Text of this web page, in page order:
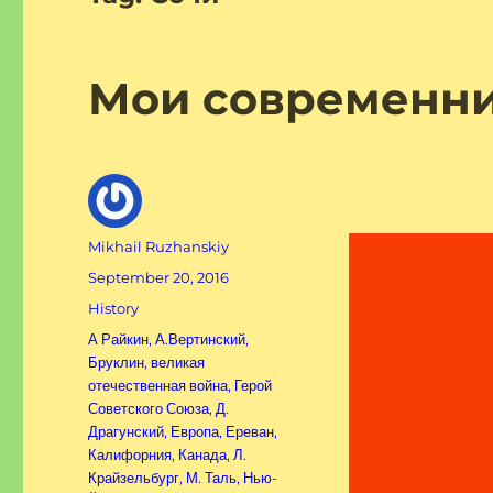
Мои
Author
Mikhail Ruzhanskiy
Posted
on
September 20, 2016
Categories
History
Tags
А Райкин,А.Вертинский,
Бруклин,великая
отечественная война, Герой
Советского Союза, Д.
Драгунский, Европа, Ереван,
Калифорния, Канада, Л.
Крайзельбург, М. Таль, Нью-